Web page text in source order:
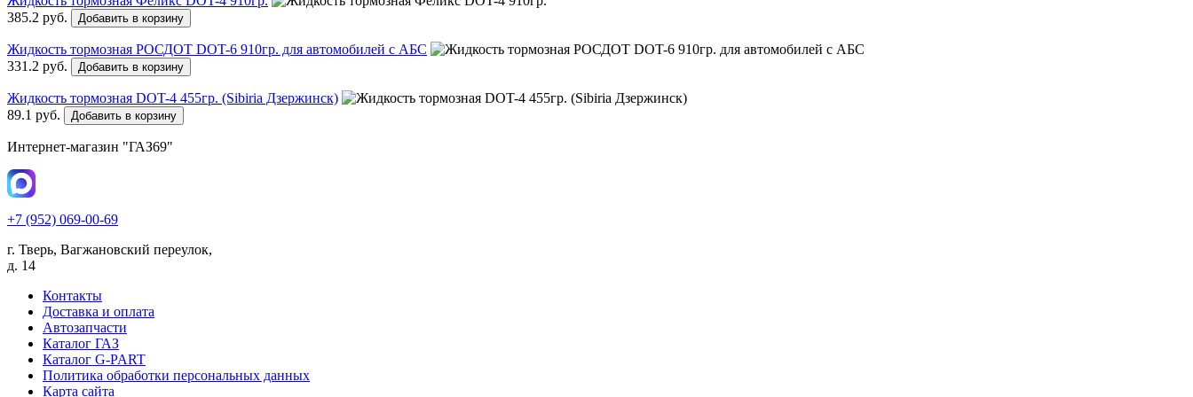
385.2 руб.
Добавить в корзину
Жидкость тормозная РОСДОТ DOT-6 910гр. для автомобилей с АБС
331.2 руб.
Добавить в корзину
Жидкость тормозная DOT-4 455гр. (Sibiria Дзержинск)
89.1 руб.
Добавить в корзину
Интернет-магазин "ГАЗ69"
+7 (952) 069-00-69
г. Тверь, Вагжановский переулок,
д. 14
Контакты
Доставка и оплата
Автозапчасти
Каталог ГАЗ
Каталог G-PART
Политика обработки персональных данных
Карта сайта